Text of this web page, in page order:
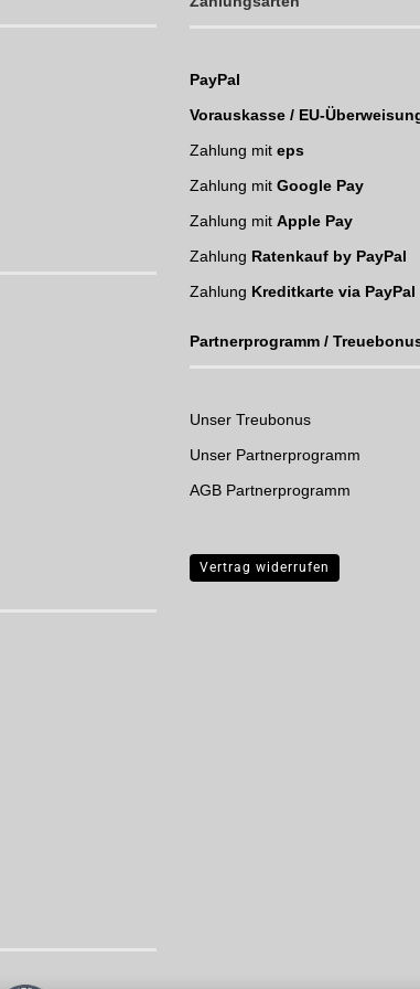
PayPal
Vorauskasse / EU-
Zahlung mit eps
Zahlung mit Google Pay
Zahlung mit Apple Pay
Zahlung Ratenkauf by PayPal
Zahlung Kreditkarte via PayPal
Partnerprogramm /
Unser Treubonus
Unser Partnerprogramm
AGB Partnerprogramm
Vertrag widerrufen